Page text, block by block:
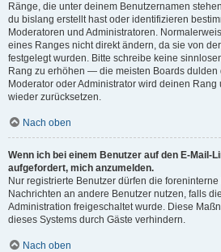
Ränge, die unter deinem Benutzernamen
du bislang erstellt hast oder identifizieren
Moderatoren und Administratoren.
eines Ranges nicht direkt ändern, da sie von
festgelegt wurden. Bitte schreibe keine
Rang zu erhöhen — die meisten Boards dulden
Moderator oder Administrator wird deinen
wieder zurücksetzen.
Nach oben
Wenn ich bei einem Benutzer auf den E-Mail-
aufgefordert, mich anzumelden.
Nur registrierte Benutzer dürfen die
Nachrichten an andere Benutzer nutzen, falls
Administration freigeschaltet wurde. Diese
dieses Systems durch Gäste verhindern.
Nach oben